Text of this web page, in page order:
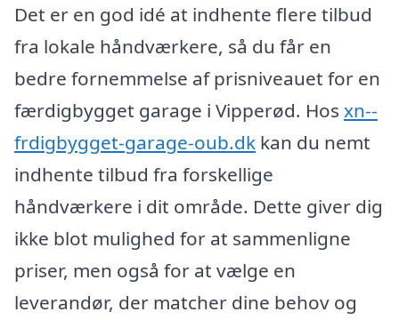
Det er en god idé at indhente flere tilbud
fra lokale håndværkere, så du får en
bedre fornemmelse af prisniveauet for en
færdigbygget garage i Vipperød. Hos xn--
frdigbygget-garage-oub.dk kan du nemt
indhente tilbud fra forskellige
håndværkere i dit område. Dette giver dig
ikke blot mulighed for at sammenligne
priser, men også for at vælge en
leverandør, der matcher dine behov og